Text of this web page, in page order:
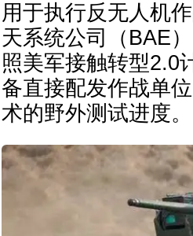
用于执行反无人机
天系统公司（BAE
照美军接触转型2.0
备直接配发作战单
术的野外测试进度。